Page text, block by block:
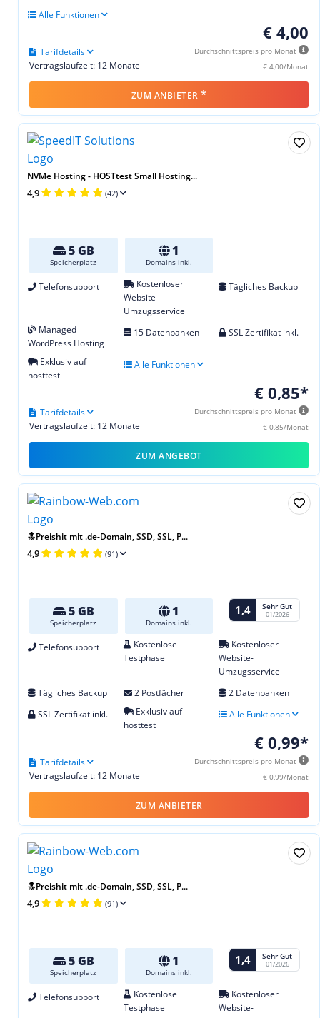
Alle Funktionen
€ 4,00
Durchschnittspreis pro Monat
€ 4,00/Monat
Vertragslaufzeit: 12 Monate
Tarifdetails
ZUM ANBIETER *
NVMe Hosting - HOSTtest Small Hosting...
4,9 (42)
5 GB
Speicherplatz
1
Domains inkl.
Telefonsupport
Kostenloser
Website-
Umzugsservice
Tägliches Backup
Managed
WordPress Hosting
15 Datenbanken SSL Zertifikat inkl.
Exklusiv auf
hosttest
Alle Funktionen
€ 0,85*
Durchschnittspreis pro Monat
€ 0,85/Monat
Vertragslaufzeit: 12 Monate
Tarifdetails
ZUM ANGEBOT
🔝Preishit mit .de-Domain, SSD, SSL, P...
4,9 (91)
5 GB
Speicherplatz
1
Domains inkl.
1,4 Sehr Gut
01/2026
Telefonsupport
Kostenlose
Testphase
Kostenloser
Website-
Umzugsservice
Tägliches Backup
2 Postfächer
2 Datenbanken
SSL Zertifikat inkl.
Exklusiv auf
hosttest
Alle Funktionen
€ 0,99*
Durchschnittspreis pro Monat
€ 0,99/Monat
Vertragslaufzeit: 12 Monate
Tarifdetails
ZUM ANBIETER
🔝Preishit mit .de-Domain, SSD, SSL, P...
4,9 (91)
5 GB
Speicherplatz
1
Domains inkl.
1,4 Sehr Gut
01/2026
Telefonsupport
Kostenlose
Testphase
Kostenloser
Website-